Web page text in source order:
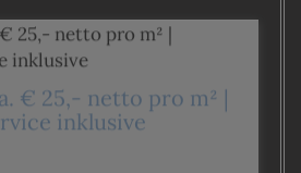
€ 25,- netto pro m² |
inklusive